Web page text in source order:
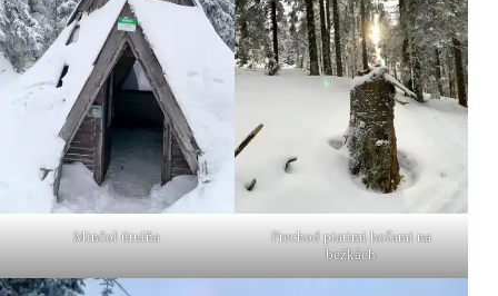
Minčol útulňa
Prechod piatimi hoľami na
bežkách